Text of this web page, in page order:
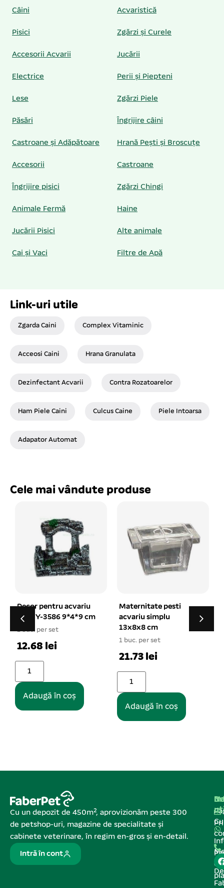
Câini Acvaristică
Pisici Zgărzi și Curele
Accesorii Acvarii Jucării
Electrice Perii și Piepteni
Lese Zgărzi Piele
Păsări Îngrijire câini
Castroane și Adăpătoare Hrană Pești și Broscuțe
Accesorii Castroane
Îngrijire pisici Zgărzi Chingi
Animale Fermă Haine
Jucării Pisici Alte animale
Cai și Vaci Filtre de Apă
Link-uri utile
Zgarda Caini Complex Vitaminic
Acceosi Caini Hrana Granulata
Dezinfectant Acvarii Contra Rozatoarelor
Ham Piele Caini Culcus Caine Piele Intoarsa
Adapator Automat
Cele mai vândute produse
Maternitate pesti
acvariu simplu
13x8x8 cm
1 buc. per set
Set pungi cu inchidere
fermoar ziplock
100×140 mm
1 buc. per set
16.92 lei
Adaugă în coș
Cu un depozit de 450m², aprovizionăm peste 300
de petshop-uri, magazine de specialitate și
cabinete veterinare, în regim en-gros și en-detail.
Intră în cont
de